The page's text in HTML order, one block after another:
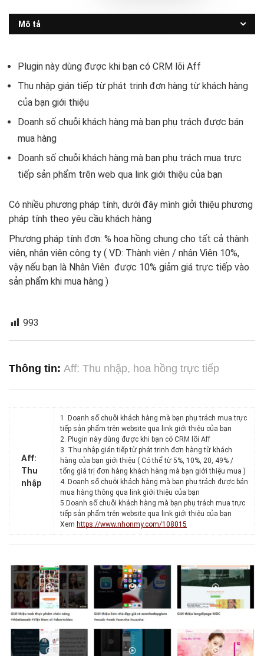
Mô tả
Plugin này dùng được khi bạn có CRM lõi Aff
Thu nhập gián tiếp từ phát trinh đơn hàng từ khách hàng
của bạn giới thiệu
Doanh số chuỗi khách hàng mà bạn phụ trách được bán
mua hàng
Doanh số chuỗi khách hàng mà bạn phụ trách mua trực
tiếp sản phẩm trên web qua link giới thiệu của bạn
Có nhiều phương pháp tính, dưới đây mình giởi thiệu phương
pháp tính theo yêu cầu khách hàng
Phương pháp tính đơn: % hoa hồng chung cho tất cả thành
viên, nhân viên công ty ( VD: Thành viên / nhân Viên 10%,
vậy nếu bạn là Nhân Viên được 10% giảm giá trực tiếp vào
sản phẩm khi mua hàng )
993
Thông tin: Aff: Thu nhập, hoa hồng trực tiếp
Aff:
Thu
nhập
1. Doanh số chuỗi khách hàng mà bạn phụ trách mua trực
tiếp sản phẩm trên website qua link giới thiệu của bạn
2. Plugin này dùng được khi bạn có CRM lõi Aff
3. Thu nhập gián tiếp từ phát trinh đơn hàng từ khách
hàng của bạn giới thiệu ( Có thể từ 5%, 10%, 20, 49% /
tổng giá trị đơn hàng khách hàng mà bạn giới thiệu mua )
4. Doanh số chuỗi khách hàng mà bạn phụ trách được bán
mua hàng thông qua link giới thiệu của bạn
5.Doanh số chuỗi khách hàng mà bạn phụ trách mua trực
tiếp sản phẩm trên website qua link giới thiệu của bạn
Xem https://www.nhonmy.com/108015